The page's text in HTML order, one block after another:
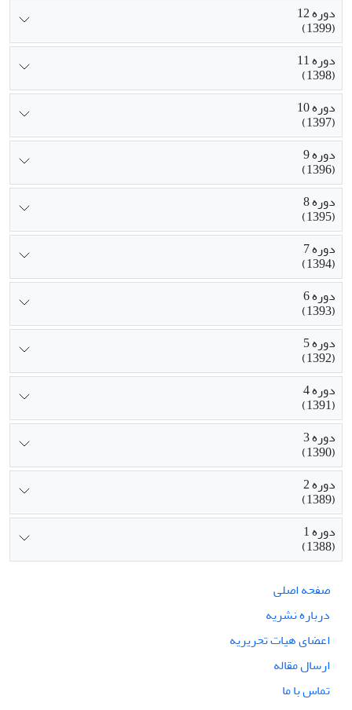
دوره 12
(1399)
دوره 11
(1398)
دوره 10
(1397)
دوره 9
(1396)
دوره 8
(1395)
دوره 7
(1394)
دوره 6
(1393)
دوره 5
(1392)
دوره 4
(1391)
دوره 3
(1390)
دوره 2
(1389)
دوره 1
(1388)
صفحه اصلی
درباره نشریه
اعضای هیات تحریریه
ارسال مقاله
تماس با ما